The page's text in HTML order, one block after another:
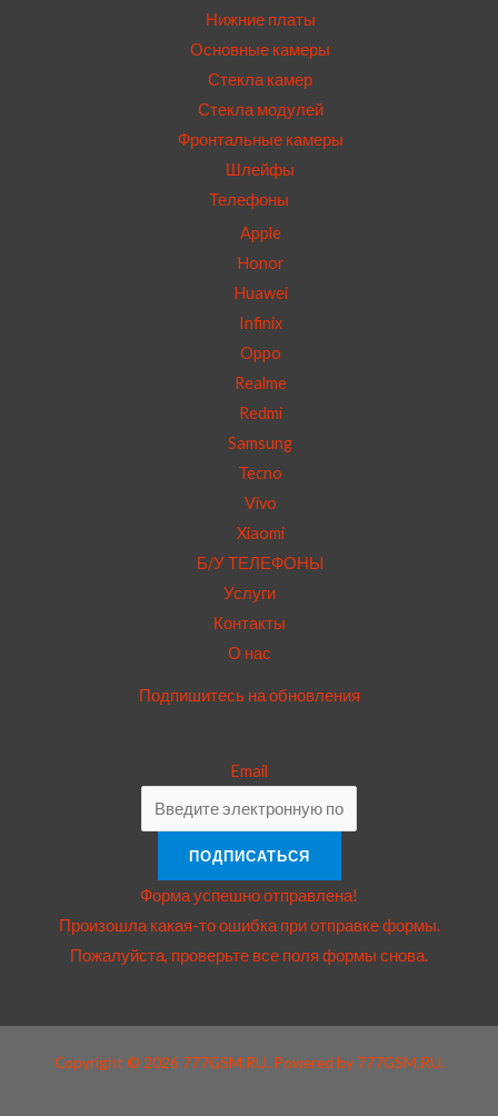
Нижние платы
Основные камеры
Стекла камер
Стекла модулей
Фронтальные камеры
Шлейфы
Телефоны
Apple
Honor
Huawei
Infinix
Oppo
Realme
Redmi
Samsung
Tecno
Vivo
Xiaomi
Б/У ТЕЛЕФОНЫ
Услуги
Контакты
О нас
Подпишитесь на обновления
Email
ПОДПИСАТЬСЯ
Форма успешно отправлена!
Произошла какая-то ошибка при отправке формы.
Пожалуйста, проверьте все поля формы снова.
Copyright © 2026 777GSM.RU. Powered by 777GSM.RU.